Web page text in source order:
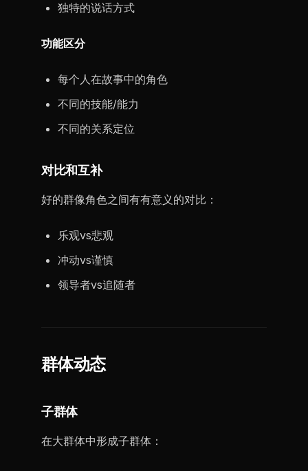
独特的说话方式
功能区分
每个人在故事中的角色
不同的技能/能力
不同的关系定位
对比和互补
好的群像角色之间有有意义的对比：
乐观vs悲观
冲动vs谨慎
领导者vs追随者
群体动态
子群体
在大群体中形成子群体：